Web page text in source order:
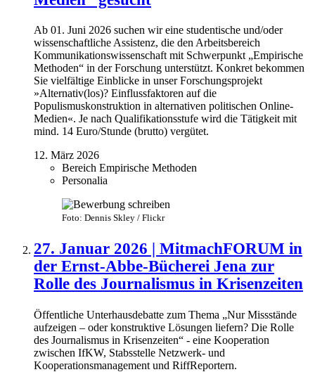
Ab 01. Juni 2026 suchen wir eine studentische und/oder
wissenschaftliche Assistenz, die den Arbeitsbereich
Kommunikationswissenschaft mit Schwerpunkt „Empirische
Methoden“ in der Forschung unterstützt. Konkret bekommen
Sie vielfältige Einblicke in unser Forschungsprojekt
»Alternativ(los)? Einflussfaktoren auf die
Populismuskonstruktion in alternativen politischen Online-
Medien«. Je nach Qualifikationsstufe wird die Tätigkeit mit
mind. 14 Euro/Stunde (brutto) vergütet.
12. März 2026
Bereich Empirische Methoden
Personalia
Foto: Dennis Skley / Flickr
27. Januar 2026 | MitmachFORUM in
der Ernst-Abbe-Bücherei Jena zur
Rolle des Journalismus in Krisenzeiten
Öffentliche Unterhausdebatte zum Thema „Nur Missstände
aufzeigen – oder konstruktive Lösungen liefern? Die Rolle
des Journalismus in Krisenzeiten“ - eine Kooperation
zwischen IfKW, Stabsstelle Netzwerk- und
Kooperationsmanagement und RiffReportern.